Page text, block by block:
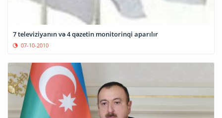
7 televiziyanın və 4 qəzetin monitorinqi aparılır
07-10-2010